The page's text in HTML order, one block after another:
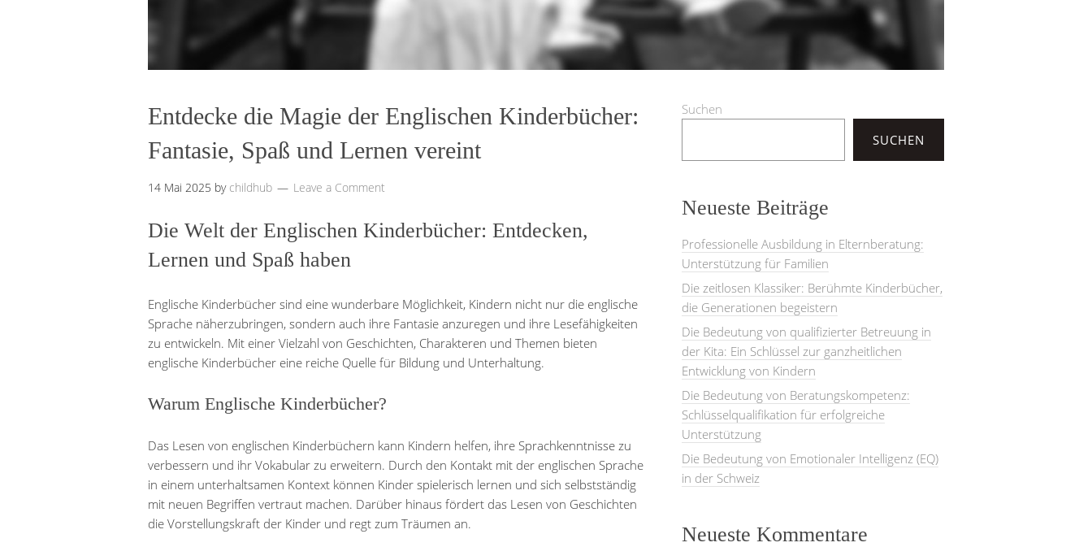
Entdecke die Magie der Englischen Kinderbücher:
Fantasie, Spaß und Lernen vereint
14 Mai 2025 by childhub Leave a Comment
Die Welt der Englischen Kinderbücher: Entdecken,
Lernen und Spaß haben
Englische Kinderbücher sind eine wunderbare Möglichkeit, Kindern nicht nur die englische
Sprache näherzubringen, sondern auch ihre Fantasie anzuregen und ihre Lesefähigkeiten
zu entwickeln. Mit einer Vielzahl von Geschichten, Charakteren und Themen bieten
englische Kinderbücher eine reiche Quelle für Bildung und Unterhaltung.
Warum Englische Kinderbücher?
Das Lesen von englischen Kinderbüchern kann Kindern helfen, ihre Sprachkenntnisse zu
verbessern und ihr Vokabular zu erweitern. Durch den Kontakt mit der englischen Sprache
in einem unterhaltsamen Kontext können Kinder spielerisch lernen und sich selbstständig
mit neuen Begriffen vertraut machen. Darüber hinaus fördert das Lesen von Geschichten
die Vorstellungskraft der Kinder und regt zum Träumen an.
Suchen
SUCHEN
Neueste Beiträge
Professionelle Ausbildung in Elternberatung:
Unterstützung für Familien
Die zeitlosen Klassiker: Berühmte Kinderbücher,
die Generationen begeistern
Die Bedeutung von qualifizierter Betreuung in
der Kita: Ein Schlüssel zur ganzheitlichen
Entwicklung von Kindern
Die Bedeutung von Beratungskompetenz:
Schlüsselqualifikation für erfolgreiche
Unterstützung
Die Bedeutung von Emotionaler Intelligenz (EQ)
in der Schweiz
Neueste Kommentare